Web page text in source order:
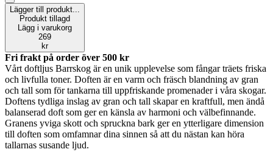
Lägger till produkt...
Produkt tillagd
Lägg i varukorg
269
kr
Fri frakt på order över 500 kr
Vårt doftljus Barrskog är en unik upplevelse som fångar träets friska
och livfulla toner. Doften är en varm och fräsch blandning av gran
och tall som för tankarna till uppfriskande promenader i våra skogar.
Doftens tydliga inslag av gran och tall skapar en kraftfull, men ändå
balanserad doft som ger en känsla av harmoni och välbefinnande.
Granens yviga skott och spruckna bark ger en ytterligare dimension
till doften som omfamnar dina sinnen så att du nästan kan höra
tallarnas susande ljud.